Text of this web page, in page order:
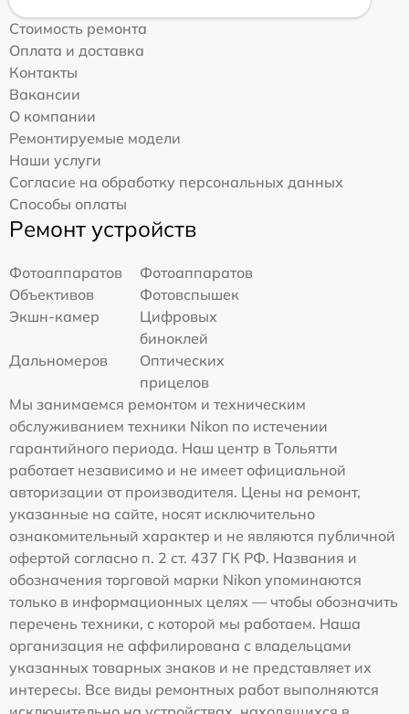
Стоимость ремонта
Оплата и доставка
Контакты
Вакансии
О компании
Ремонтируемые модели
Наши услуги
Согласие на обработку персональных данных
Способы оплаты
Ремонт устройств
Фотоаппаратов
Фотоаппаратов
Объективов
Фотовспышек
Экшн-камер
Цифровых
биноклей
Дальномеров
Оптических
прицелов
Мы занимаемся ремонтом и техническим
обслуживанием техники Nikon по истечении
гарантийного периода. Наш центр в Тольятти
работает независимо и не имеет официальной
авторизации от производителя. Цены на ремонт,
указанные на сайте, носят исключительно
ознакомительный характер и не являются публичной
офертой согласно п. 2 ст. 437 ГК РФ. Названия и
обозначения торговой марки Nikon упоминаются
только в информационных целях — чтобы обозначить
перечень техники, с которой мы работаем. Наша
организация не аффилирована с владельцами
указанных товарных знаков и не представляет их
интересы. Все виды ремонтных работ выполняются